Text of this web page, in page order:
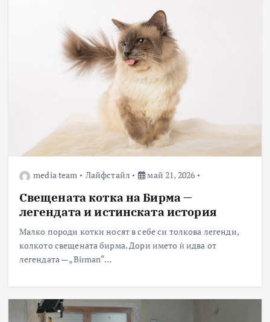
media team Лайфстайл май 21, 2026
Свещената котка на Бирма —
легендата и истинската история
Малко породи котки носят в себе си толкова легенди,
колкото свещената бирма. Дори името ѝ идва от
легендата — „Birman“…